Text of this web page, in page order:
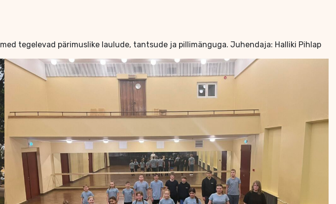
tegelevad pärimuslike laulude, tantsude ja pillimänguga. Juhendaja: Halliki Pihlap